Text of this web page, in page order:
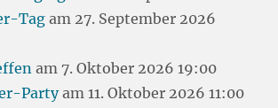
Tag am 27. September 2026
am 7. Oktober 2026 19:00
Partyam 11. Oktober 2026 11:00